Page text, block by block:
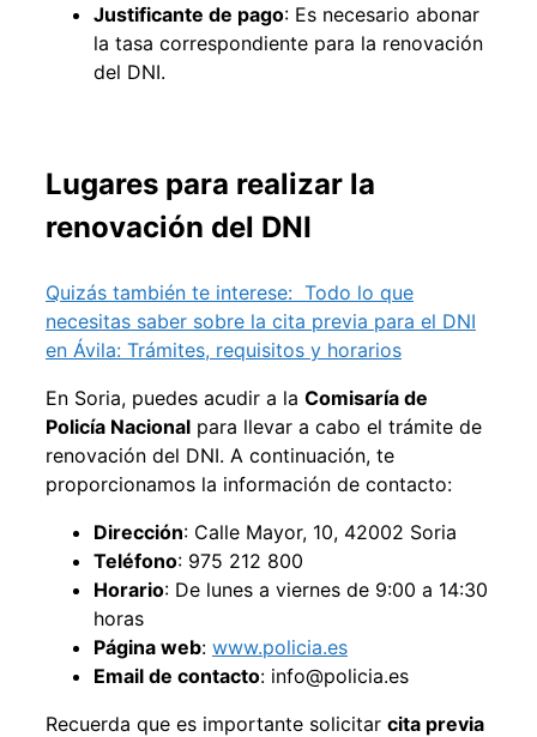
Justificante de pago: Es necesario abonar
la tasa correspondiente para la renovación
del DNI.
Lugares para realizar la
renovación del DNI
Quizás también te interese: Todo lo que
necesitas saber sobre la cita previa para el DNI
en Ávila: Trámites, requisitos y horarios
En Soria, puedes acudir a la Comisaría de
Policía Nacional para llevar a cabo el trámite de
renovación del DNI. A continuación, te
proporcionamos la información de contacto:
Dirección: Calle Mayor, 10, 42002 Soria
Teléfono: 975 212 800
Horario: De lunes a viernes de 9:00 a 14:30
horas
Página web: www.policia.es
Email de contacto: info@policia.es
Recuerda que es importante solicitar cita previa